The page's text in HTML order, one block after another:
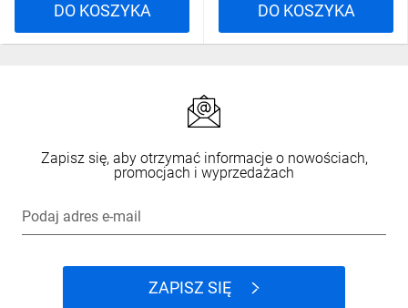
DO KOSZYKA DO KOSZYKA
Zapisz się, aby otrzymać informacje o nowościach,
promocjach i wyprzedażach
Podaj adres e-mail
ZAPISZ SIĘ